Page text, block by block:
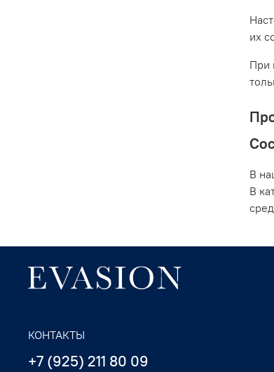
их
При
В
В
КОНТАКТЫ
+7 (925) 211 80 09